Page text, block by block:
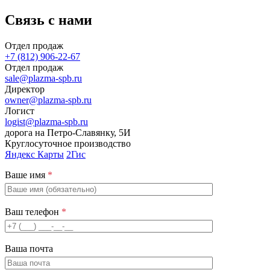
Связь с нами
Отдел продаж
+7 (812) 906-22-67
Отдел продаж
sale@plazma-spb.ru
Директор
owner@plazma-spb.ru
Логист
logist@plazma-spb.ru
дорога на Петро-Славянку, 5И
Круглосуточное производство
Яндекс Карты 2Гис
Ваше имя *
Ваш телефон *
Ваша почта